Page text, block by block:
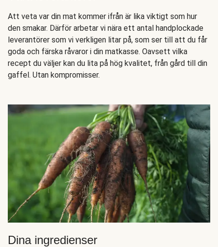
Att veta var din mat kommer ifrån är lika viktigt som hur
den smakar. Därför arbetar vi nära ett antal handplockade
leverantörer som vi verkligen litar på, som ser till att du får
goda och färska råvaror i din matkasse. Oavsett vilka
recept du väljer kan du lita på hög kvalitet, från gård till din
gaffel. Utan kompromisser.
Dina ingredienser